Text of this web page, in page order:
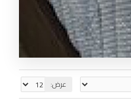
عرض: